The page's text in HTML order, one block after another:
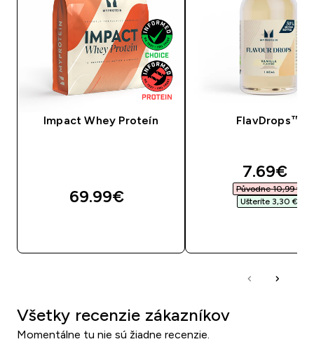
Impact Whey Proteín
69.99€‎
FlavDrops™
7.69€‎
Původne 10,99 €‎
Ušteríte 3,30 €‎
Všetky recenzie zákazníkov
Momentálne tu nie sú žiadne recenzie.